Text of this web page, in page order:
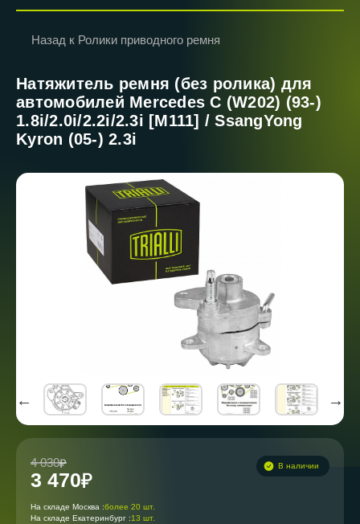
Назад к Ролики приводного ремня
Натяжитель ремня (без ролика) для
автомобилей Mercedes C (W202) (93-)
1.8i/2.0i/2.2i/2.3i [M111] / SsangYong
Kyron (05-) 2.3i
4 030
3 470
В наличии
На складе Москва :более 20 шт.
На складе Екатеринбург :13 шт.